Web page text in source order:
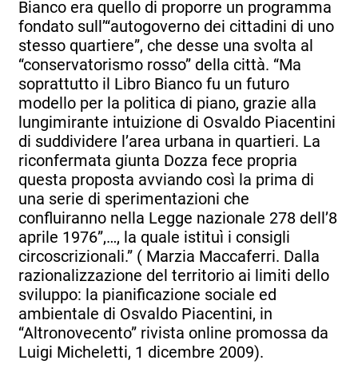
Bianco era quello di proporre un programma
fondato sull’“autogoverno dei cittadini di uno
stesso quartiere”, che desse una svolta al
“conservatorismo rosso” della città. “Ma
soprattutto il Libro Bianco fu un futuro
modello per la politica di piano, grazie alla
lungimirante intuizione di Osvaldo Piacentini
di suddividere l’area urbana in quartieri. La
riconfermata giunta Dozza fece propria
questa proposta avviando così la prima di
una serie di sperimentazioni che
confluiranno nella Legge nazionale 278 dell’8
aprile 1976”,…, la quale istituì i consigli
circoscrizionali.” ( Marzia Maccaferri. Dalla
razionalizzazione del territorio ai limiti dello
sviluppo: la pianificazione sociale ed
ambientale di Osvaldo Piacentini, in
“Altronovecento” rivista online promossa da
Luigi Micheletti, 1 dicembre 2009).